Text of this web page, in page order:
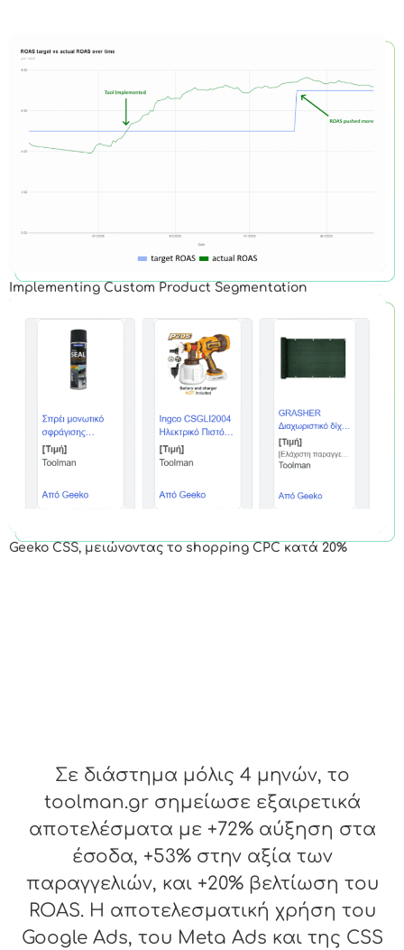
Implementing Custom Product Segmentation
Geeko CSS, μειώνοντας το shopping CPC κατά 20%
Σε διάστημα μόλις 4 μηνών, το
toolman.gr σημείωσε εξαιρετικά
αποτελέσματα με +72% αύξηση στα
έσοδα, +53% στην αξία των
παραγγελιών, και +20% βελτίωση του
ROAS. Η αποτελεσματική χρήση του
Google Ads, του Meta Ads και της CSS